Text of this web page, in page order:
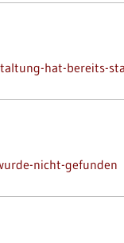
hat-bereits-
nicht-gefunden